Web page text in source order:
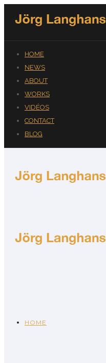
HOME
NEWS
ABOUT
WORKS
VIDÉOS
CONTACT
BLOG
HOME